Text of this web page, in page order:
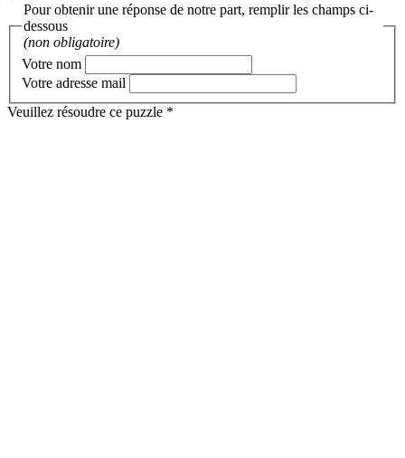
Pour obtenir une réponse de notre part, remplir les champs ci-
dessous
(non obligatoire)
Votre nom
Votre adresse mail
Veuillez résoudre ce puzzle *